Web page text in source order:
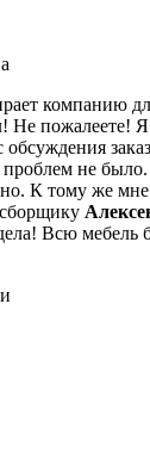
компанию
Не пожалеете! Я
не
К тому же
Всю мебель